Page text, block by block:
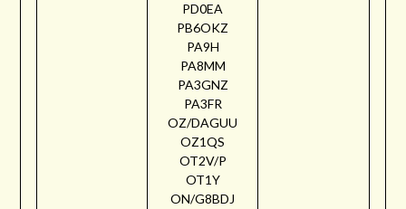
PD0EA
PB6OKZ
PA9H
PA8MM
PA3GNZ
PA3FR
OZ/DAGUU
OZ1QS
OT2V/P
OT1Y
ON/G8BDJ